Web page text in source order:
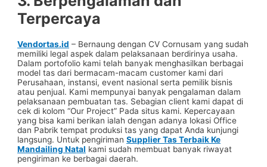
Terpercaya
Vendortas.id – Bernaung dengan CV Cornusam yang sudah
memiliki legal aspek dalam pelaksanaan berdirinya usaha.
Dalam portofolio kami telah banyak menghasilkan berbagai
model tas dari bermacam-macam customer kami dari
Perusahaan, instansi, event nasional serta pemilik bisnis
atau penjual. Kami mempunyai banyak pengalaman dalam
pelaksanaan pembuatan tas. Sebagian client kami dapat di
cek di kolom “Our Project” Pada situs kami. Kepercayaan
yang bisa kami berikan ialah dengan adanya lokasi Office
dan Pabrik tempat produksi tas yang dapat Anda kunjungi
langsung. Untuk pengirimanSupplier Tas Terbaik Ke
Mandailing Natal kami sudah membuat banyak riwayat
pengiriman ke berbagai daerah.